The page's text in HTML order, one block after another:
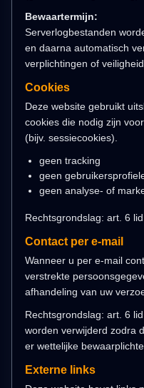
Bewaartermijn:
Serverlogbestanden
en daarna automatisch
verplichtingen of
Cookies
Deze website gebruikt
cookies die nodig zijn
(bijv. sessiecookies).
geen tracking
geen
geen analyse- of
Rechtsgrondslag: art. 6 lid
Contact per e-mail
Wanneer u per e-mail
verstrekte
afhandeling van uw
Rechtsgrondslag: art. 6
worden verwijderd zodra
er wettelijke
Externe links